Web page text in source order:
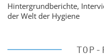
Hintergrundberichte,
der Welt der Hygiene
TOP-